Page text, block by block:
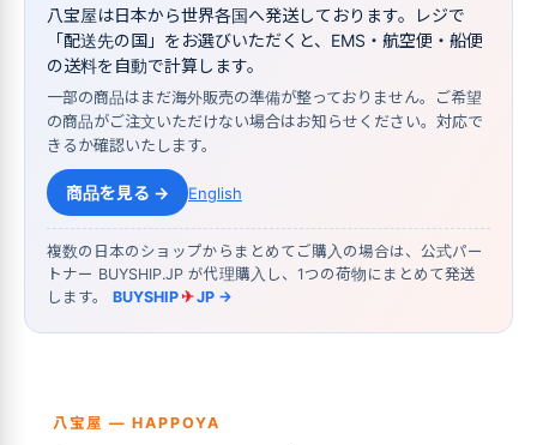
八宝屋は日本から世界各国へ発送しております。レジで
「配送先の国」をお選びいただくと、EMS・航空便・船便
の送料を自動で計算します。
一部の商品はまだ海外販売の準備が整っておりません。ご希望
の商品がご注文いただけない場合はお知らせください。対応で
きるか確認いたします。
商品を見る → English
複数の日本のショップからまとめてご購入の場合は、公式パー
トナー BUYSHIP.JP が代理購入し、1つの荷物にまとめて発送
します。 BUYSHIP✈JP →
八宝屋 — HAPPOYA